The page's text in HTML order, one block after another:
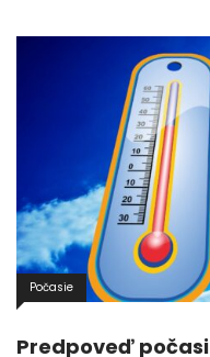
Počasie
Predpoveď